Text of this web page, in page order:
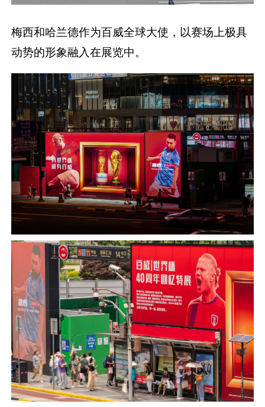
梅西和哈兰德作为百威全球大使，以赛场上极具
动势的形象融入在展览中。